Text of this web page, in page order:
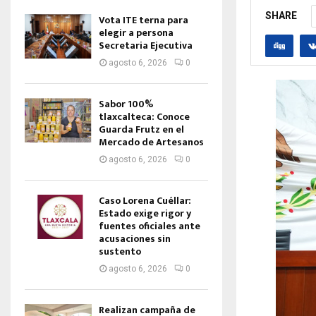
SHARE
Vota ITE terna para
elegir a persona
Secretaria Ejecutiva
agosto 6, 2026 0
Sabor 100%
tlaxcalteca: Conoce
Guarda Frutz en el
Mercado de Artesanos
agosto 6, 2026 0
Caso Lorena Cuéllar:
Estado exige rigor y
fuentes oficiales ante
acusaciones sin
sustento
agosto 6, 2026 0
Realizan campaña de